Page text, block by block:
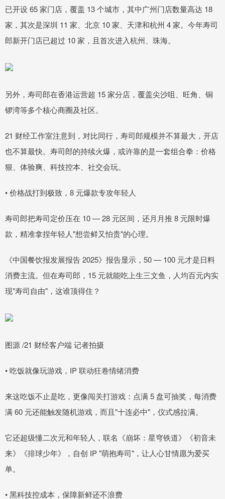
已开设 65 家门店，覆盖 13 个城市，其中广州门店数量高达 18
家，其次是深圳 11 家、北京 10 家、天津和杭州 4 家。今年寿司
郎新开门店已超过 10 家，且首次进入杭州、珠海。
另外，寿司郎在香港运营超 15 家分店，覆盖尖沙咀、旺角、铜
锣湾等多个核心商圈及社区。
21 财经工作室注意到，对比同行，寿司郎规模并不算最大，开店
也不算最快。寿司郎的持续火爆，或许靠的是一套组合拳：价格
狠、体验爽、科技控本、社交会玩。
• 价格战打到极致，8 元爆款专攻年轻人
寿司郎把寿司定价压在 10 — 28 元区间，还月月推 8 元限时爆
款，精准拿捏年轻人"想尝鲜又怕贵"的心理。
《中国餐饮报发展报告 2025》报告显示，50 — 100 元才是日料
消费主流。但在寿司郎，15 元就能吃上生三文鱼，人均百元内实
现"寿司自由"，这谁顶得住？
图源 /21 财经客户端 记者拍摄
• 吃饭就像玩游戏，IP 联动狂卷情绪消费
来这吃饭不止是吃，更像闯关打游戏：点满 5 盘可抽奖，每消费
满 60 元还能触发随机游戏，而且"十连必中"，仪式感拉满。
它还超级懂二次元和年轻人，联名《崩坏：星穹铁道》《初音未
来》《排球少年》，自创 IP "萌抱寿司"，让人心甘情愿为爱买
单。
• 黑科技控成本，保障新鲜还不浪费